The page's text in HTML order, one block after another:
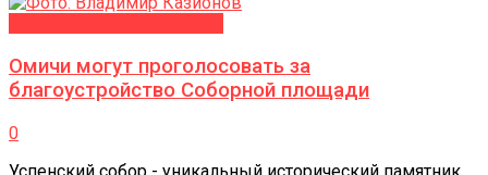
Омичи могут проголосовать за
благоустройство Соборной площади
0
Успенский собор - уникальный исторический памятник.